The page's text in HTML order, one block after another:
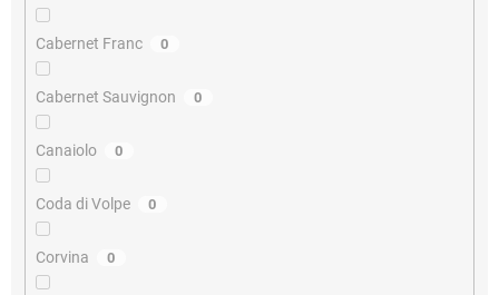
Cabernet Franc 0
Cabernet Sauvignon 0
Canaiolo 0
Coda di Volpe 0
Corvina 0